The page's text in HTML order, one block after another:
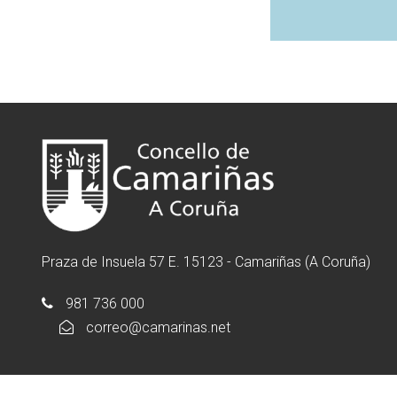
Praza de Insuela 57 E. 15123 - Camariñas (A Coruña)
981 736 000
correo@camarinas.net